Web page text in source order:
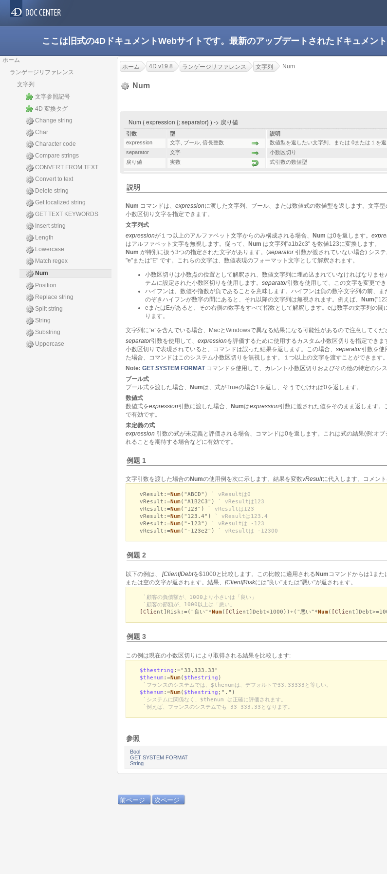
ここは旧式の4DドキュメントWebサイトです。最新のアップデートされたドキュメン
ホーム
ランゲージリファレンス
文字列
文字参照記号
4D 変換タグ
Change string
Char
Character code
Compare strings
CONVERT FROM TEXT
Convert to text
Delete string
Get localized string
GET TEXT KEYWORDS
Insert string
Length
Lowercase
Match regex
Num
Position
Replace string
Split string
String
Substring
Uppercase
ホーム 4D v19.8 ランゲージリファレンス 文字列 Num
Num
Num ( expression {; separator} ) -> 戻り値
引数 型
説明
expression
文字 ブール 倍長整数
数値型を返したい文字列、または 0または１を
separator
文字
小数区切り
戻り値
実数 式引数の数値型
説明
Num コマンドは、 expressionに渡した文字列、ブール、または数値式の数値型を返します。文字
小数区切り文字を指定できます。
文字列式
expressionが１つ以上のアルファベット文字からのみ構成される場合、 Num は0を返します。
はアルファベット文字を無視します。従って、
Num は文字列"a1b2c3" を数値123に変換します。
Num が特別に扱う3つの指定された文字があります。(separator引数が渡されていない場合) シス
"e"または"E" です。これらの文字は、数値表現のフォーマット文字として解釈されます。
小数区切りは小数点の位置として解釈され、数値文字列に埋め込まれていなければなりま
テムに設定された小数区切りを使用します。 separator引数を使用して、この文字を変更でき
ハイフンは、数値や指数が負であることを意味します。ハイフンは負の数字文字列の前、ま
のぞきハイフンが数字の間にあると、それ以降の文字列は無視されます。例えば、
Num
eまたはEがあると、その右側の数字をすべて指数として解釈します。eは数字の文字列の間
ります。
文字列に“e”を含んでいる場合、MacとWindowsで異なる結果になる可能性があるので注意してくだ
separator引数を使用して、 expressionを評価するために使用するカスタム小数区切りを指定でき
小数区切りで表現されていると、コマンドは誤った結果を返します。この場合、 separator引数を使
た場合、コマンドはこのシステム小数区切りを無視します。１つ以上の文字を渡すことができます。
Note: GET SYSTEM FORMATコマンドを使用して、カレント小数区切りおよびその他の特定のシ
ブール式
ブール式を渡した場合、
Numは、式がTrueの場合1を返し、そうでなければ0を返します。
数値式
数値式をexpression引数に渡した場合、 Numはexpression引数に渡された値をそのまま返します
で有効です。
未定義の式
expression 引数の式が未定義と評価される場合、コマンドは0を返します。これは式の結果(例:オ
れることを期待する場合などに有効です。
例題 1
文字引数を渡した場合のNumの使用例を次に示します。結果を変数vResultに代入します。コメン
vResult:=Num("ABCD")
` vResultは0
vResult:=Num("A1B2C3")
` vResultは123
vResult:=Num("123")
` vResultは123
vResult:=Num("123.4")
` vResultは123.4
vResult:=Num("-123")
` vResultは -123
vResult:=Num("-123e2") ` vResultは -12300
例題 2
以下の例は、 [Client]Debtを$1000と比較します。この比較に適用されるNum コマンドからは1ま
または空の文字が返されます。結果、 [Client]Riskには"良い"または"悪い"が返されます。
`顧客の負債額が、1000より小さいは「良い」
`顧客の節額が、1000以上は「悪い」
[Client]Risk:=("良い"* Num( [Client]Debt<1000))+("悪い"* Num( [Clie
例題 3
この例は現在の小数区切りにより取得される結果を比較します:
$thestring :="33,333.33"
$thenum :=Num( $thestring )
`フランスのシステムでは、$thenumは、デフォルトで33,33333と等しい。
$thenum :=Num( $thestring ;".")
`システムに関係なく、$thenum は正確に評価されます。
`例えば、フランスのシステムでも 33 333,33となります。
参照
Bool
GET SYSTEM FORMAT
String
前ページ 次ページ